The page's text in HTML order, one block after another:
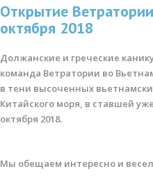
Открытие
октября 2018
Должанские и греческие
команда Ветратории во
в тени высоченных
Китайского моря, в ставшей
октября 2018.
Мы обещаем интересно и